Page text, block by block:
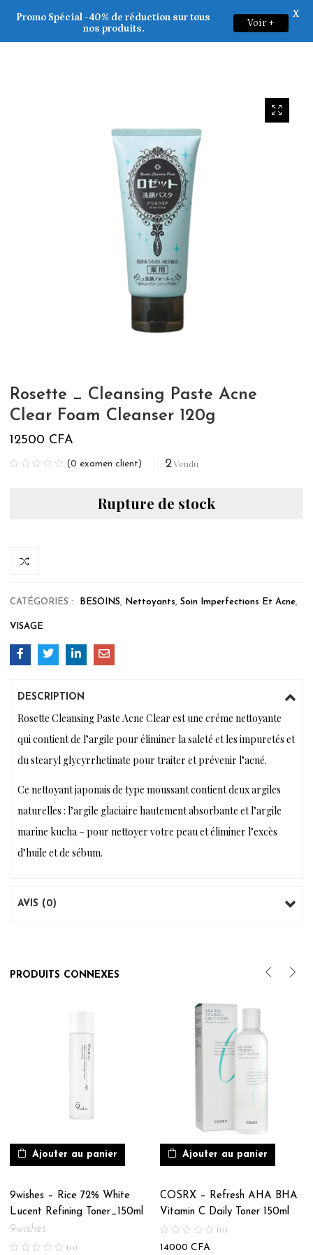
Rosette _ Cleansing Paste Acne Clear Foam Cleanser 120g
Rosette _ Cleansing Paste Acne
Clear Foam Cleanser 120g
12500 CFA
(0 examen client) 2 Vendu
Rupture de stock
CATÉGORIES : BESOINS, Nettoyants,Soin Imperfections Et Acne,
VISAGE
DESCRIPTION
Rosette Cleansing Paste Acne Clear est une créme nettoyante
qui contient de l’argile pour éliminer la saleté et les impuretés et
du stearyl glycyrrhetinate pour traiter et prévenir l’acné.
Ce nettoyant japonais de type moussant contient deux argiles
naturelles : l’argile glaciaire hautement absorbante et l’argile
marine kucha – pour nettoyer votre peau et éliminer l’excès
d’huile et de sébum.
AVIS (0)
PRODUITS CONNEXES
Ajouter au panier
9wishes – Rice 72% White
Lucent Refining Toner_150ml
9wishes
(0)
Ajouter au panier
COSRX – Refresh AHA BHA
Vitamin C Daily Toner 150ml
(0)
14000CFA
Promo Spécial -40% de réduction sur tous
nos produits.
Voir +
X